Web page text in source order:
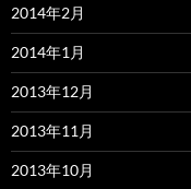
2014年2月
2014年1月
2013年12月
2013年11月
2013年10月